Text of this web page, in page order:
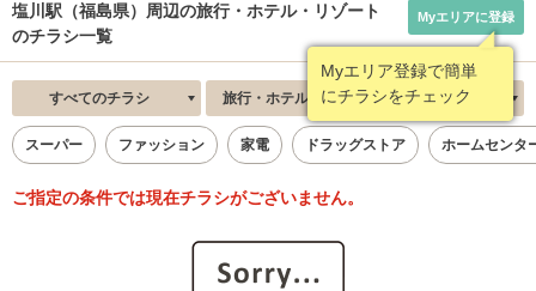
塩川駅（福島県）周辺の旅行・ホテル・リゾート
のチラシ一覧
Myエリア登録で簡単
にチラシをチェック
Myエリアに登録
すべてのチラシ 旅行・ホテル・リゾート 新着順
スーパー ファッション 家電 ドラッグストア ホームセンタ
ご指定の条件では現在チラシがございません。